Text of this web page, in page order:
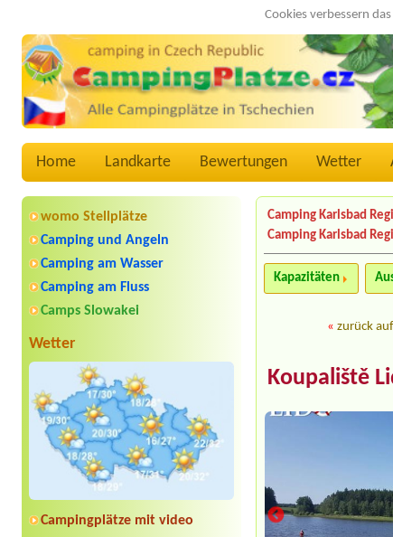
Cookies verbessern
Home Landkarte Bewertungen Wetter
womo Stellplätze
Camping und Angeln
Camping am Wasser
Camping am Fluss
Camps Slowakei
Wetter
Campingplätze mit video
Camping Karlsbad
Camping Karlsbad
Kapazitäten
«zurück
Koupaliště